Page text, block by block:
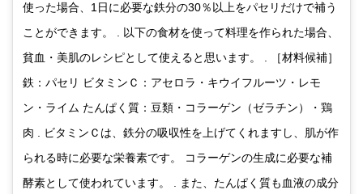
使った場合、1日に必要な鉄分の30％以上をパセリだけで補う
ことができます。 . 以下の食材を使って料理を作られた場合、
貧血・美肌のレシピとして使えると思います。 . ［材料候補］
鉄：パセリ ビタミンＣ：アセロラ・キウイフルーツ・レモ
ン・ライム たんぱく質：豆類・コラーゲン（ゼラチン）・鶏
肉 . ビタミンＣは、鉄分の吸収性を上げてくれますし、肌が作
られる時に必要な栄養素です。 コラーゲンの生成に必要な補
酵素として使われています。 . また、たんぱく質も血液の成分